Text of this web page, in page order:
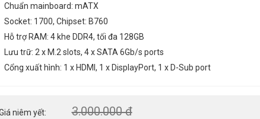
Chuẩn mainboard: mATX
Socket: 1700, Chipset: B760
Hỗ trợ RAM: 4 khe DDR4, tối đa 128GB
Lưu trữ: 2 x M.2 slots, 4 x SATA 6Gb/s ports
Cổng xuất hình: 1 x HDMI, 1 x DisplayPort, 1 x D-Sub port
niêm yết: 3.000.000 đ